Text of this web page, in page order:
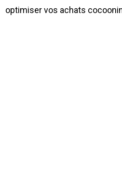
optimiser vos achats